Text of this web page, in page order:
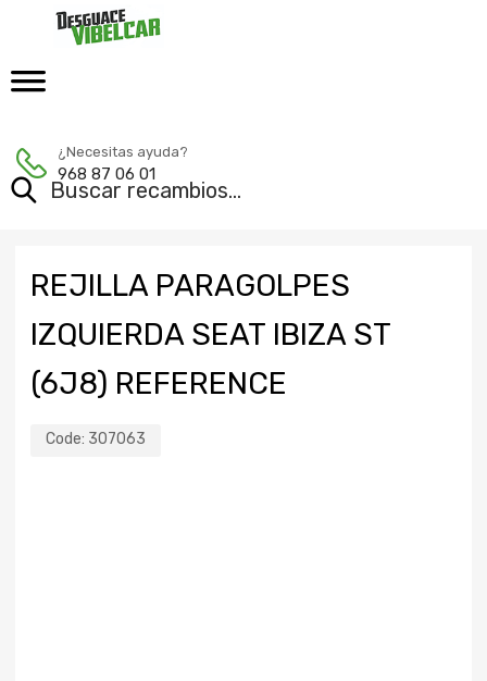
¿Necesitas ayuda?
968 87 06 01
REJILLA PARAGOLPES
IZQUIERDA SEAT IBIZA ST
(6J8) REFERENCE
Code: 307063